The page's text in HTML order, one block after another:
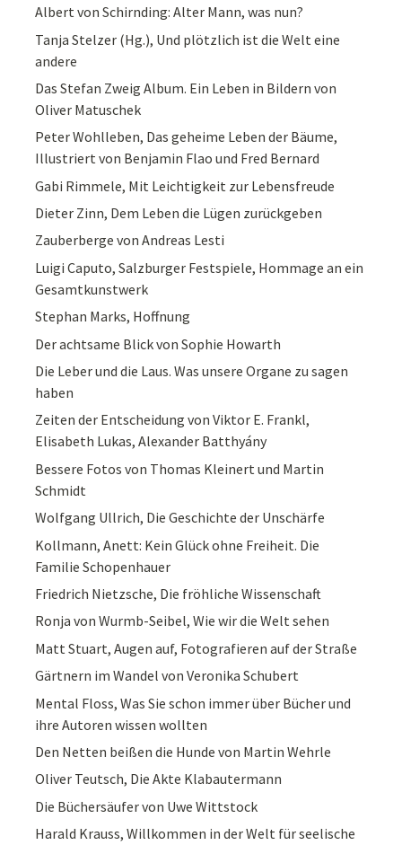
Albert von Schirnding: Alter Mann, was nun?
Tanja Stelzer (Hg.), Und plötzlich ist die Welt eine
andere
Das Stefan Zweig Album. Ein Leben in Bildern von
Oliver Matuschek
Peter Wohlleben, Das geheime Leben der Bäume,
Illustriert von Benjamin Flao und Fred Bernard
Gabi Rimmele, Mit Leichtigkeit zur Lebensfreude
Dieter Zinn, Dem Leben die Lügen zurückgeben
Zauberberge von Andreas Lesti
Luigi Caputo, Salzburger Festspiele, Hommage an ein
Gesamtkunstwerk
Stephan Marks, Hoffnung
Der achtsame Blick von Sophie Howarth
Die Leber und die Laus. Was unsere Organe zu sagen
haben
Zeiten der Entscheidung von Viktor E. Frankl,
Elisabeth Lukas, Alexander Batthyány
Bessere Fotos von Thomas Kleinert und Martin
Schmidt
Wolfgang Ullrich, Die Geschichte der Unschärfe
Kollmann, Anett: Kein Glück ohne Freiheit. Die
Familie Schopenhauer
Friedrich Nietzsche, Die fröhliche Wissenschaft
Ronja von Wurmb-Seibel, Wie wir die Welt sehen
Matt Stuart, Augen auf, Fotografieren auf der Straße
Gärtnern im Wandel von Veronika Schubert
Mental Floss, Was Sie schon immer über Bücher und
ihre Autoren wissen wollten
Den Netten beißen die Hunde von Martin Wehrle
Oliver Teutsch, Die Akte Klabautermann
Die Büchersäufer von Uwe Wittstock
Harald Krauss, Willkommen in der Welt für seelische